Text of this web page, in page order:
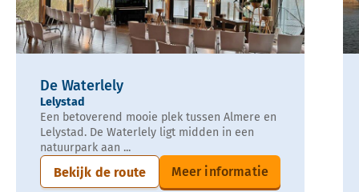
De Waterlely
Lelystad
Een betoverend mooie plek tussen Almere en
Lelystad. De Waterlely ligt midden in een
natuurpark aan ...
Bekijk de route Meer informatie